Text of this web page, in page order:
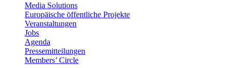
Media Solutions
Europäische öffentliche Projekte
Veranstaltungen
Jobs
Agenda
Pressemitteilungen
Members’ Circle